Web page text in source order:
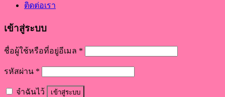
ติดต่อเรา
เข้าสู่ระบบ
ชื่อผู้ใช้หรือที่อยู่อีเมล *
รหัสผ่าน *
จำฉันไว้ เข้าสู่ระบบ